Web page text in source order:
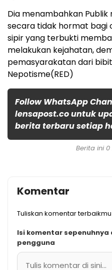
Dia menambahkan
secara tidak hormat bagi
sipir yang terbukti
melakukan kejahatan,
pemasyarakatan dari
Nepotisme(RED)
Follow WhatsApp
lensapost.co untuk
berita terbaru setiap
Berita ini
Komentar
Tuliskan komentar
Isi komentar
pengguna